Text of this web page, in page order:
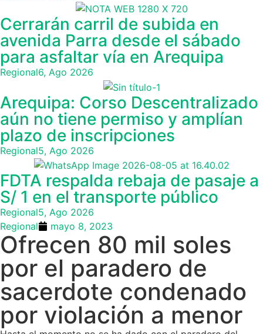
Cerrarán carril de subida en
avenida Parra desde el sábado
para asfaltar vía en Arequipa
Regional6, Ago 2026
Arequipa: Corso Descentralizado
aún no tiene permiso y amplían
plazo de inscripciones
Regional5, Ago 2026
FDTA respalda rebaja de pasaje a
S/ 1 en el transporte público
Regional5, Ago 2026
Regional
mayo 8, 2023
Ofrecen 80 mil soles
por el paradero de
sacerdote condenado
por violación a menor